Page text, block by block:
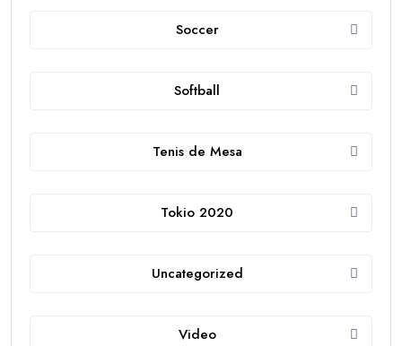
Soccer
Softball
Tenis de Mesa
Tokio 2020
Uncategorized
Video